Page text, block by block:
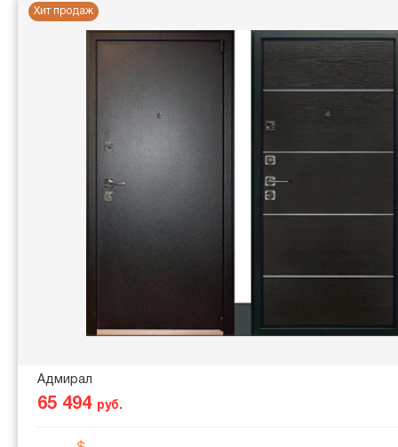
Хит продаж
Адмирал
65 494 руб.